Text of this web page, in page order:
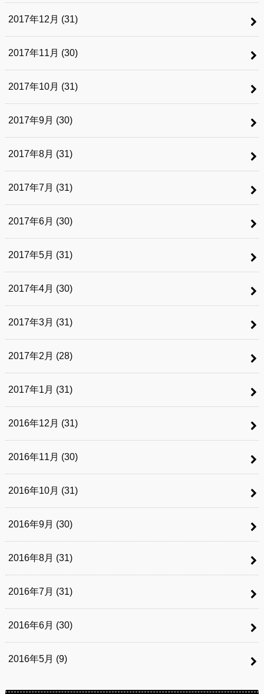
2017年12月 (31)
2017年11月 (30)
2017年10月 (31)
2017年9月 (30)
2017年8月 (31)
2017年7月 (31)
2017年6月 (30)
2017年5月 (31)
2017年4月 (30)
2017年3月 (31)
2017年2月 (28)
2017年1月 (31)
2016年12月 (31)
2016年11月 (30)
2016年10月 (31)
2016年9月 (30)
2016年8月 (31)
2016年7月 (31)
2016年6月 (30)
2016年5月 (9)